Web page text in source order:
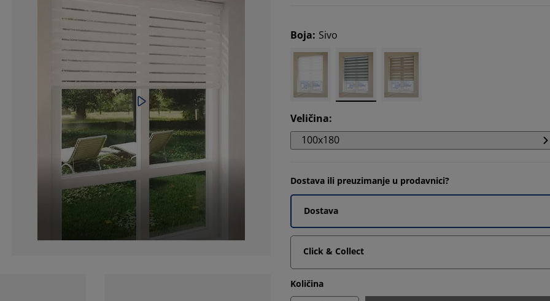
Boja: Sivo
Veličina:
100x180
Dostava ili preuzimanje u prodavnici?
Dostava
Click & Collect
Količina
5.666666666666666%
1.3333333333333335%
4.333333333333334%